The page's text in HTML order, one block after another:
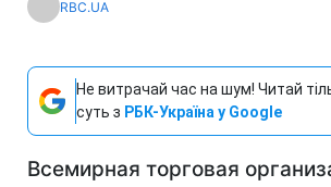
RBC.UA
Не витрачай час на шум! Читай
суть з РБК-Україна у Google
Всемирная торговая